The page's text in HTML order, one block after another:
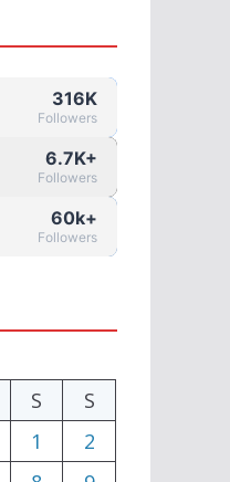
316K
Followers
6.7K+
Followers
60k+
Followers
S
S
1
2